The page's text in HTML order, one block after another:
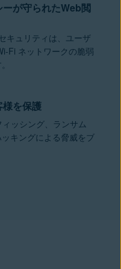
が守られたWeb閲
キュリティは、ユーザ
Fi ネットワークの脆弱
を保護
ッシング、ランサム
キングによる脅威をブ